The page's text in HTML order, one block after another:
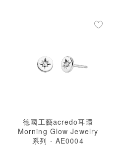
德國工藝acredo耳環
Morning Glow Jewelry
系列 - AE0004